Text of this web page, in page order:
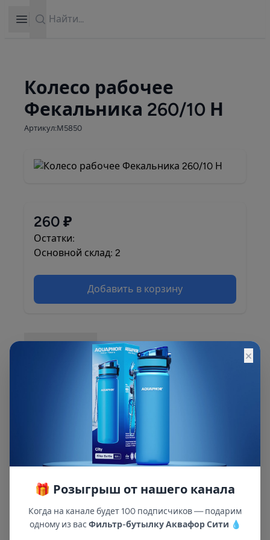
Open sidebar
Колесо рабочее
Фекальника 260/10 Н
Артикул:М5850
260 ₽
Остатки:
Основной склад: 2
Добавить в корзину
Описание и характеристики смотрите на
×
🎁 Розыгрыш от нашего канала
Когда на канале будет 100 подписчиков — подарим
одному из вас Фильтр-бутылку Аквафор Сити 💧